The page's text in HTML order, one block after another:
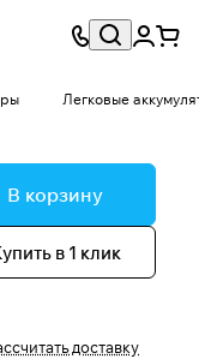
Легковые
В корзину
в 1 клик
доставку